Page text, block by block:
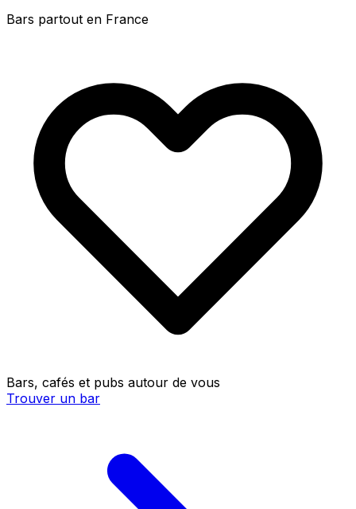
Bars partout en France
Bars, cafés et pubs autour de vous
Trouver un bar